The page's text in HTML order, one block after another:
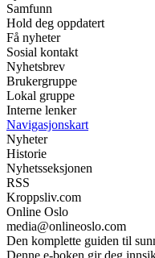
Samfunn
Hold deg oppdatert
Få nyheter
Sosial kontakt
Nyhetsbrev
Brukergruppe
Lokal gruppe
Interne lenker
Navigasjonskart
Nyheter
Historie
Nyhetsseksjonen
RSS
Kroppsliv.com
Online Oslo
media@onlineoslo.com
Den komplette guiden til